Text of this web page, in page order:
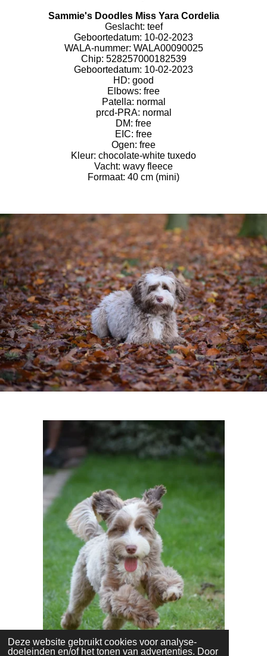
Deze website gebruikt cookies voor analyse-
doeleinden en/of het tonen van advertenties. Door
Sammie's Doodles Miss Yara Cordelia
Geslacht: teef
Geboortedatum: 10-02-2023
WALA-nummer: WALA00090025
Chip: 528257000182539
Geboortedatum: 10-02-2023
HD: good
Elbows: free
Patella: normal
prcd-PRA: normal
DM: free
EIC: free
Ogen: free
Kleur: chocolate-white tuxedo
Vacht: wavy fleece
Formaat: 40 cm (mini)